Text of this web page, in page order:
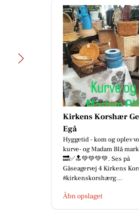
Kirkens Korshær
Egå
Hyggetid - kom og oplev
kurve- og Madam Blå
🔜✅🔝💚💚💚💚. Ses på
Gåseagervej 4 Kirkens
#kirkenskorshærg...
Åbn opslaget